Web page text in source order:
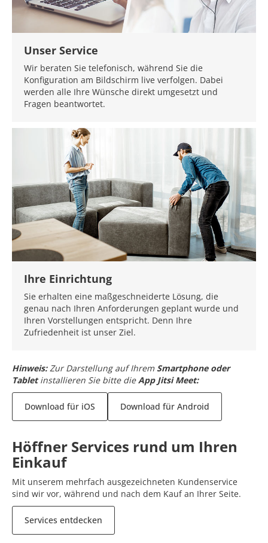
Unser Service
Wir beraten Sie telefonisch, während Sie die
Konfiguration am Bildschirm live verfolgen. Dabei
werden alle Ihre Wünsche direkt umgesetzt und
Fragen beantwortet.
Ihre Einrichtung
Sie erhalten eine maßgeschneiderte Lösung, die
genau nach Ihren Anforderungen geplant wurde und
Ihren Vorstellungen entspricht. Denn Ihre
Zufriedenheit ist unser Ziel.
Hinweis: Zur Darstellung auf Ihrem Smartphone oder
Tabletinstallieren Sie bitte dieApp Jitsi Meet:
Download für iOS Download für Android
Höffner Services rund um Ihren
Einkauf
Mit unserem mehrfach ausgezeichneten Kundenservice
sind wir vor, während und nach dem Kauf an Ihrer Seite.
Services entdecken